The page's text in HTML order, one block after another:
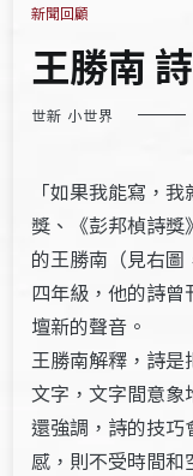
新聞回顧
王勝南
世新 小世界
「如果我能寫，
獎、《彭邦楨詩
的王勝南（見右
四年級，他的詩
壇新的聲音。
王勝南解釋，詩是
文字，文字間意
還強調，詩的技巧
感，則不受時間和